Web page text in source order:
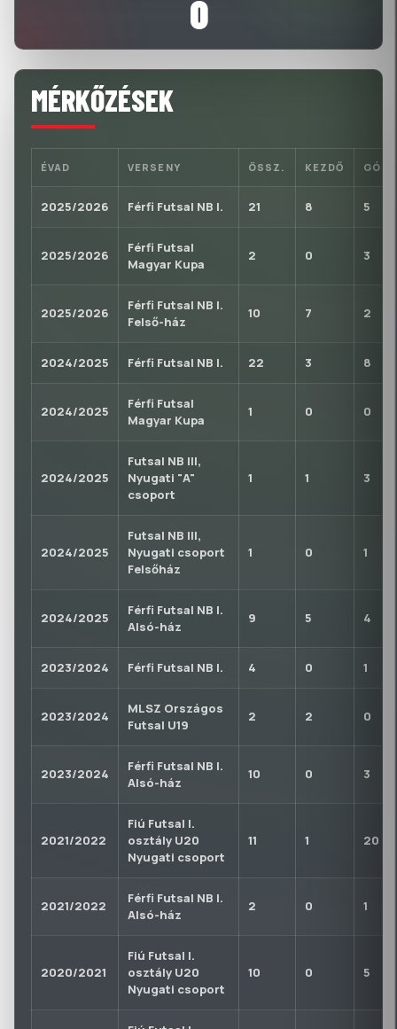
0
MÉRKŐZÉSEK
ÉVAD VERSENY ÖSSZ. KEZDŐ GÓL
2025/2026 Férfi Futsal NB I. 21 8 5
2025/2026
Férfi Futsal
Magyar Kupa
2 0 3
2025/2026
Férfi Futsal NB I.
Felső-ház
10 7 2
2024/2025 Férfi Futsal NB I. 22 3 8
2024/2025
Férfi Futsal
Magyar Kupa
1 0 0
2024/2025
Futsal NB III,
Nyugati "A"
csoport
1 1 3
2024/2025
Futsal NB III,
Nyugati csoport
Felsőház
1 0 1
2024/2025
Férfi Futsal NB I.
Alsó-ház
9 5 4
2023/2024 Férfi Futsal NB I. 4 0 1
2023/2024
MLSZ Országos
Futsal U19
2 2 0
2023/2024
Férfi Futsal NB I.
Alsó-ház
10 0 3
2021/2022
Fiú Futsal I.
osztály U20
Nyugati csoport
11 1 20
2021/2022
Férfi Futsal NB I.
Alsó-ház
2 0 1
2020/2021
Fiú Futsal I.
osztály U20
Nyugati csoport
10 0 5